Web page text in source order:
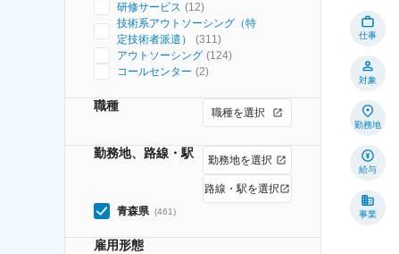
研修サービス (12)
技術系アウトソーシング（特
定技術者派遣）
(311)
アウトソーシング (124)
コールセンター (2)
職種 職種を選択
勤務地、路線・駅 勤務地を選択
路線・駅を選択
青森県 (461)
雇用形態
仕事
対象
勤務地
給与
事業